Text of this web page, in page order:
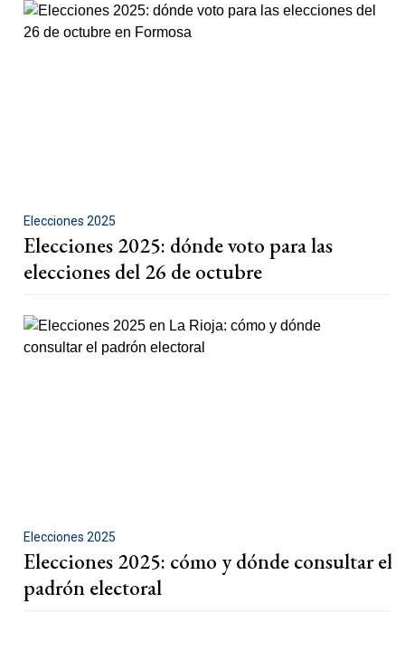
Elecciones 2025
Elecciones 2025: dónde voto para las
elecciones del 26 de octubre
Elecciones 2025
Elecciones 2025: cómo y dónde consultar el
padrón electoral